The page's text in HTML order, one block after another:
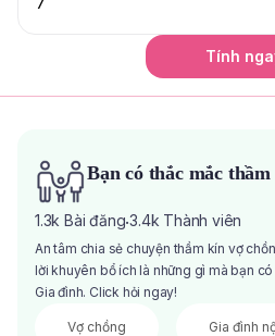
Tính
Bạn có thắc mắc
1.3k Bài đăng·3.4k Thành viên
An tâm chia sẻ chuyện thầm kín vợ
lời khuyên bổ ích là những gì mà bạn
Gia đình. Click hỏi ngay!
Vợ chồng Gia đình